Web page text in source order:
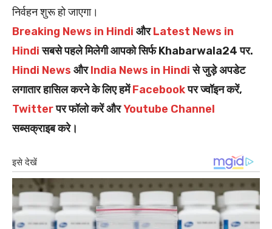
निर्वहन शुरू हो जाएगा।
Breaking News in Hindi औरLatest News in
Hindiसबसे पहले मिलेगी आपको सिर्फ Khabarwala24 पर.
Hindi News औरIndia News in Hindiसे जुड़े अपडेट
लगातार हासिल करने के लिए हमेंFacebookपर ज्वॉइन करें,
Twitterपर फॉलो करें औरYoutube Channel
सब्सक्राइब करे।